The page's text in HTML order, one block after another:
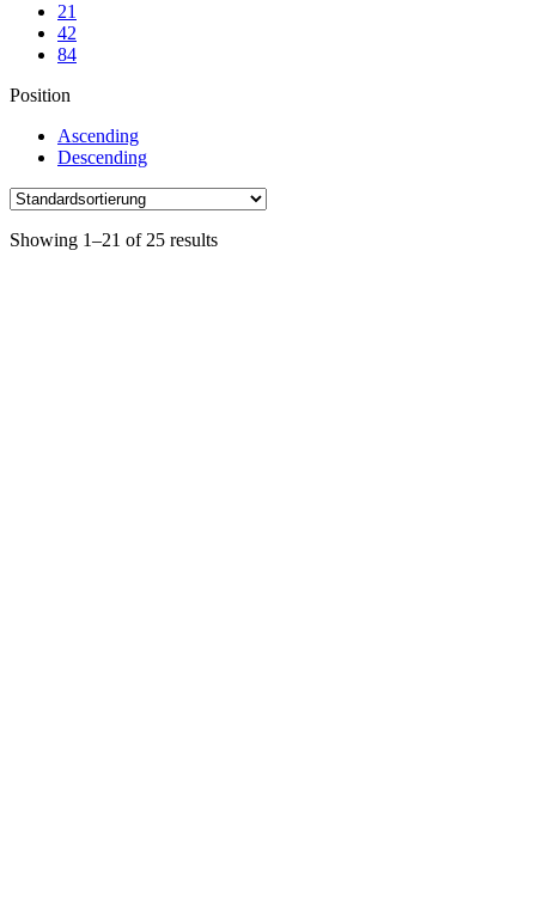
21
42
84
Position
Ascending
Descending
Showing 1–21 of 25 results